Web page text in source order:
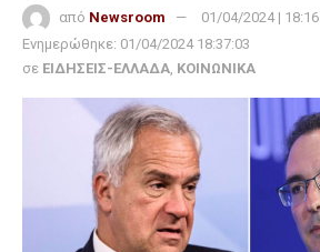
από Newsroom
01/04/2024 | 18:16
Ενημερώθηκε: 01/04/2024 18:37:03
σε ΕΙΔΗΣΕΙΣ-ΕΛΛΑΔΑ, ΚΟΙΝΩΝΙΚΑ